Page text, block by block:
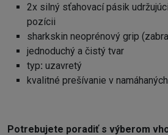
2x silný sťahovací pásik
pozícii
sharkskin neoprénový grip
jednoduchý a čistý tvar
typ: uzavretý
kvalitné prešívanie v
Potrebujete poradiť s výberom